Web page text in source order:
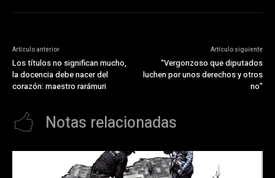
Artículo anterior
Los títulos no significan mucho,
la docencia debe nacer del
corazón: maestro rarámuri
Artículo siguiente
“Vergonzoso que diputados
luchen por unos derechos y otros
no”
Notas relacionadas